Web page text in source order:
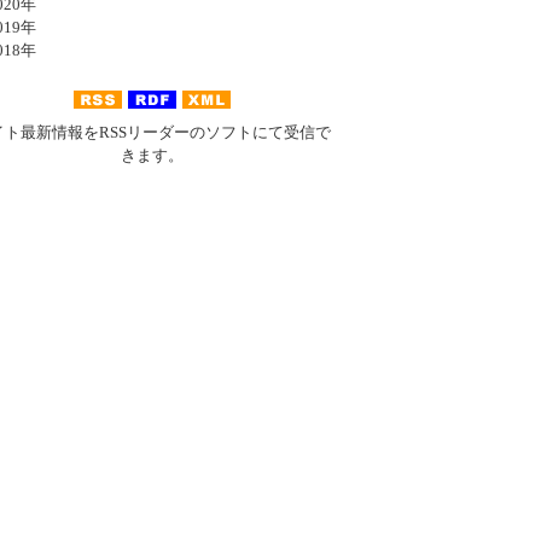
年
年
年
ト最新情報をRSSリーダーのソフトにて受信で
きます。